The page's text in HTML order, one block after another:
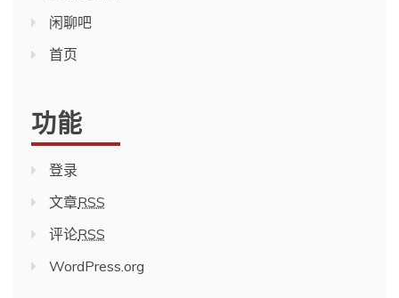
闲聊吧
首页
功能
登录
文章RSS
评论RSS
WordPress.org